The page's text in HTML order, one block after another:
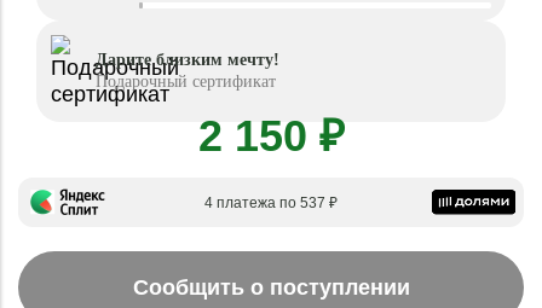
Дарите близким мечту!
Подарочный сертификат
2 150 ₽
4 платежа по 537 ₽
Сообщить о поступлении